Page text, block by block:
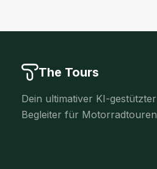
The Tours
Dein ultimativer KI-gestützter
Begleiter für Motorradtouren